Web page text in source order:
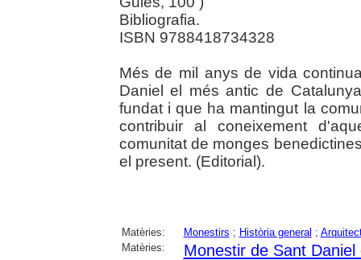
Bibliografia.
ISBN 9788418734328
Més de mil anys de vida
Daniel el més antic de
fundat i que ha mantingut la
contribuir al coneixement
comunitat de monges
el present. (Editorial).
Matèries: Monestirs ; Història general ;
Matèries:
Monestir de Sant Daniel